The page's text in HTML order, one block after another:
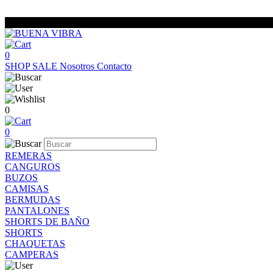
0
SHOP SALE Nosotros Contacto
0
0
REMERAS
CANGUROS
BUZOS
CAMISAS
BERMUDAS
PANTALONES
SHORTS DE BAÑO
SHORTS
CHAQUETAS
CAMPERAS